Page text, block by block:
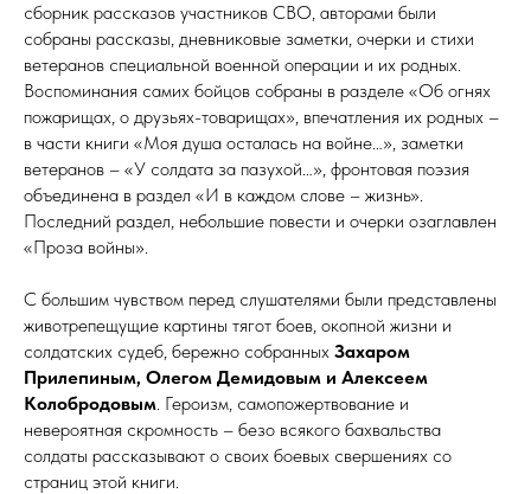
сборник рассказов участников СВО, авторами были
собраны рассказы, дневниковые заметки, очерки и стихи
ветеранов специальной военной операции и их родных.
Воспоминания самих бойцов собраны в разделе «Об огнях
пожарищах, о друзьях-товарищах», впечатления их родных –
в части книги «Моя душа осталась на войне…», заметки
ветеранов – «У солдата за пазухой…», фронтовая поэзия
объединена в раздел «И в каждом слове – жизнь».
Последний раздел, небольшие повести и очерки озаглавлен
«Проза войны».
С большим чувством перед слушателями были представлены
животрепещущие картины тягот боев, окопной жизни и
солдатских судеб, бережно собранных Захаром
Прилепиным, Олегом Демидовым и Алексеем
Колобродовым. Героизм, самопожертвование и
невероятная скромность – безо всякого бахвальства
солдаты рассказывают о своих боевых свершениях со
страниц этой книги.